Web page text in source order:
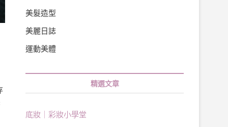
美髮造型
美麗日誌
運動美體
精選文章
底妝｜彩妝小學堂